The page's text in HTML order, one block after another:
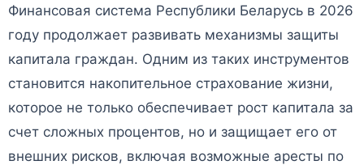
Финансовая система Республики Беларусь в 2026
году продолжает развивать механизмы защиты
капитала граждан. Одним из таких инструментов
становится накопительное страхование жизни,
которое не только обеспечивает рост капитала за
счет сложных процентов, но и защищает его от
внешних рисков, включая возможные аресты по